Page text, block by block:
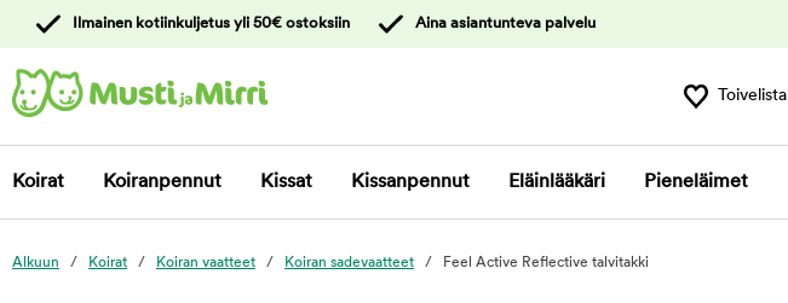
asiakaspalveluun
Ilmainen kotiinkuljetus yli 50€ ostoksiin Aina asiantunteva palvelu
Toivelista
Koirat Koiranpennut Kissat Kissanpennut Eläinlääkäri Pieneläimet
Alkuun Koirat Koiran vaatteet Koiran sadevaatteet Feel Active Reflective talvitakki